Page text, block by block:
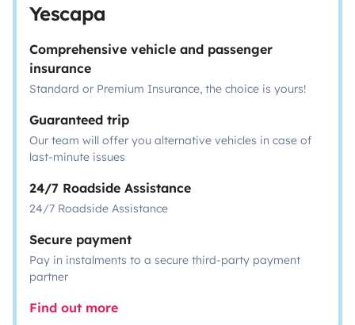
Yescapa
Comprehensive vehicle and passenger
insurance
Standard or Premium Insurance, the choice is yours!
Guaranteed trip
Our team will offer you alternative vehicles in case of
last-minute issues
24/7 Roadside Assistance
24/7 Roadside Assistance
Secure payment
Pay in instalments to a secure third-party payment
partner
Find out more